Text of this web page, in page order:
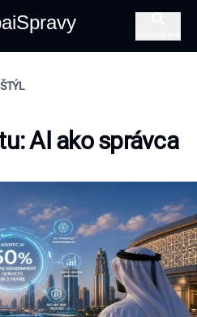
AI ako správca